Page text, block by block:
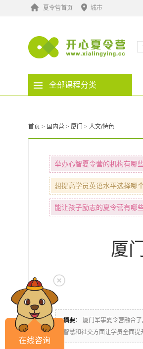
夏令营首页 城市
全部课程分类
首页 > 国内营 > 厦门 > 人文/特色
举办心智夏令营的机构有哪
想提高学员英语水平选择哪
能让孩子励志的夏令营有哪
厦
摘要：
厦门军事夏令营融合
智慧和社交方面让学员全面
在线咨询